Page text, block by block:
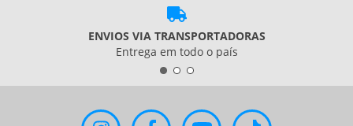
ENVIOS VIA TRANSPORTADORAS
Entrega em todo o país